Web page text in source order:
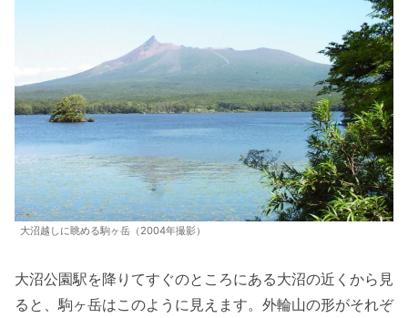
大沼越しに眺める駒ヶ岳（2004年撮影）
大沼公園駅を降りてすぐのところにある大沼の近くから見
ると、駒ヶ岳はこのように見えます。外輪山の形がそれぞ